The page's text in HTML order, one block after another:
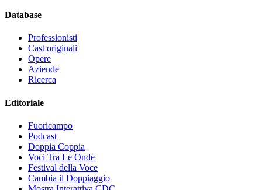
Database
Professionisti
Cast originali
Opere
Aziende
Ricerca
Editoriale
Fuoricampo
Podcast
Doppia Coppia
Voci Tra Le Onde
Festival della Voce
Cambia il Doppiaggio